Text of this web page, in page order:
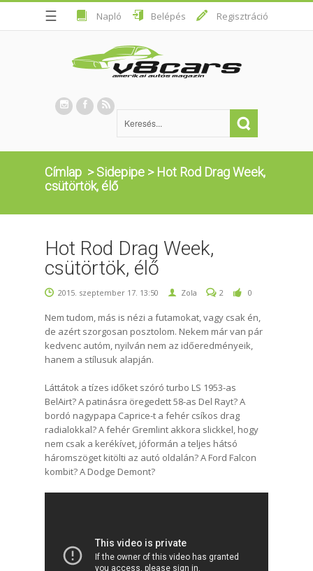
☰ Napló Belépés Regisztráció
Címlap >Sidepipe > Hot Rod Drag Week,
csütörtök, élő
Hot Rod Drag Week,
csütörtök, élő
2015. szeptember 17. 13:50 Zola 2 0
Nem tudom, más is nézi a futamokat, vagy csak én,
de azért szorgosan posztolom. Nekem már van pár
kedvenc autóm, nyilván nem az időeredményeik,
hanem a stílusuk alapján.
Láttátok a tízes időket szóró turbo LS 1953-as
BelAirt? A patinásra öregedett 58-as Del Rayt? A
bordó nagypapa Caprice-t a fehér csíkos drag
radialokkal? A fehér Gremlint akkora slickkel, hogy
nem csak a kerékívet, jóformán a teljes hátsó
háromszöget kitölti az autó oldalán? A Ford Falcon
kombit? A Dodge Demont?